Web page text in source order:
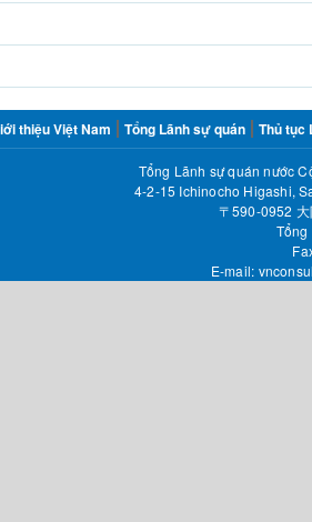
thiệu Việt Nam Tổng Lãnh sự quán Thủ tục
Tổng Lãnh sự quán nước
4-2-15 Ichinocho Higashi,
〒590-0952
E-mail: